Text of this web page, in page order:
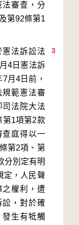
審查，分
第92條第1
3
憲法訴訟法
4日憲法訴
月4日前，
範憲法審
法院大法
第1項第2款
庭得以一
第2項、第
分別定有明
定，人民聲
權利，遭
訟，對於確
發生有牴觸